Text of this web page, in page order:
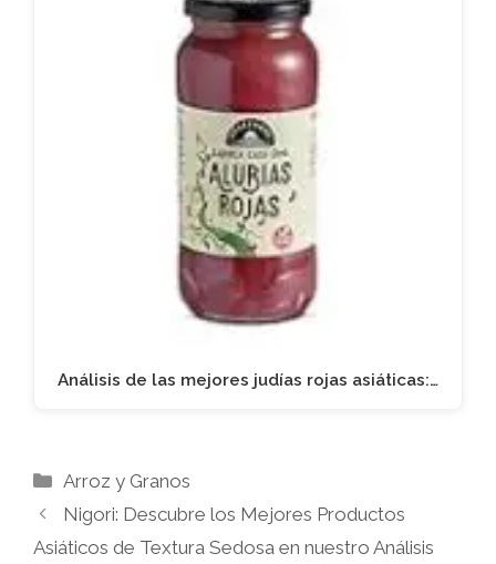
Análisis de las mejores judías rojas asiáticas:…
Categorías
Arroz y Granos
Nigori: Descubre los Mejores Productos
Asiáticos de Textura Sedosa en nuestro Análisis